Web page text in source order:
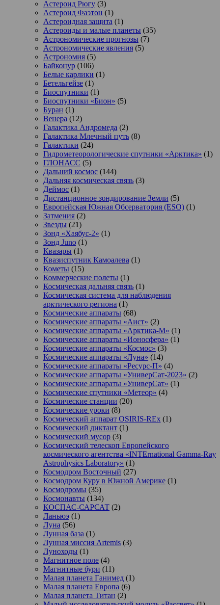
Астероид Рюгу (3)
Астероид Фаэтон (1)
Астероидная защита (1)
Астероиды и малые планеты (35)
Астрономические прогнозы (7)
Астрономические явления (5)
Астрономия (5)
Байконур (106)
Белые карлики (1)
Бетельгейзе (1)
Биоспутники (1)
Биоспутники «Бион» (5)
Буран (1)
Венера (12)
Галактика Андромеда (2)
Галактика Млечный путь (8)
Галактики (24)
Гидрометеорологические спутники «Арктика» (1)
ГЛОНАСС (5)
Дальний космос (144)
Дальняя космическая связь (3)
Деймос (1)
Дистанционное зондирование Земли (5)
Европейская Южная Обсерватория (ESO) (1)
Затмения (2)
Звезды (21)
Зонд «Хаябус-2» (1)
Зонд Juno (1)
Квазары (1)
Квазиспутник Камоалева (1)
Кометы (15)
Коммерческие полеты (1)
Космическая дальняя связь (1)
Космическая система для наблюдения
арктического региона (1)
Космические аппараты (68)
Космические аппараты «Аист» (2)
Космические аппараты «Арктика-М» (1)
Космические аппараты «Ионосфера» (1)
Космические аппараты «Космос» (3)
Космические аппараты «Луна» (14)
Космические аппараты «Ресурс-П» (4)
Космические аппараты «УниверСат-2023» (2)
Космические аппараты «УниверСат» (1)
Космические спутники «Метеор» (4)
Космические станции (20)
Космические уроки (8)
Космический аппарат OSIRIS-REx (1)
Космический диктант (1)
Космический мусор (3)
Космический телескоп Европейского
космического агентства «INTErnational Gamma-Ray
Astrophysics Laboratory» (1)
Космодром Восточный (27)
Космодром Куру в Южной Америке (1)
Космодромы (35)
Космонавты (134)
КОСПАС-САРСАТ (2)
Ланьюэ (1)
Луна (56)
Лунная база (1)
Лунная миссия Artemis (3)
Луноходы (1)
Магнитное поле (4)
Магнитные бури (11)
Малая планета Ганимед (1)
Малая планета Европа (6)
Малая планета Титан (2)